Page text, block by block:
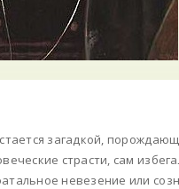
загадкой,
страсти, сам
невезение или